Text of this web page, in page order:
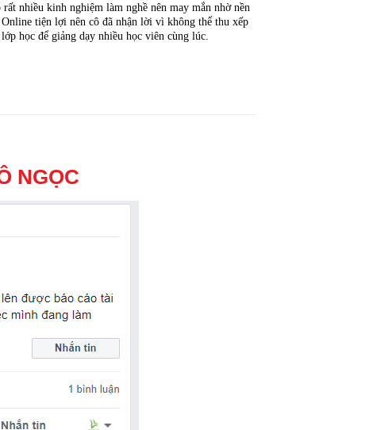
nhiều kinh nghiệm làm nghề nên may mắn nhờ nền
Online tiện lợi nên cô đã nhận lời vì không thể thu xếp
học để giảng dạy nhiều học viên cùng lúc.
NGỌC